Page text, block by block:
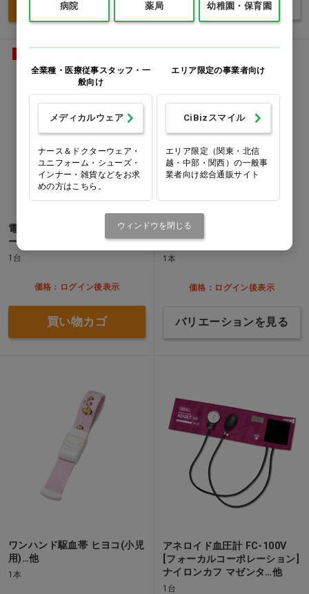
買い物カゴ バリエーションを見る
電動ベッド ネオフロスティ
ー FV-701
1台
価格：ログイン後表示
買い物カゴ
ワンタッチ駆血帯 クラシッ
ク ブルー…他
1本
価格：ログイン後表示
バリエーションを見る
ワンハンド駆血帯 ヒヨコ(小児
用)…他
1本
アネロイド血圧計 FC-100V
[フォーカルコーポレーション]
ナイロンカフ マゼンタ…他
1台
病院 薬局 幼稚園・保育園
全業種・医療従事スタッフ・一
般向け
メディカルウェア
ナース＆ドクターウェア・
ユニフォーム・シューズ・
インナー・雑貨などをお求
めの方はこちら。
エリア限定の事業者向け
CiBizスマイル
エリア限定（関東・北信
越・中部・関西）の一般事
業者向け総合通販サイト
ウィンドウを閉じる